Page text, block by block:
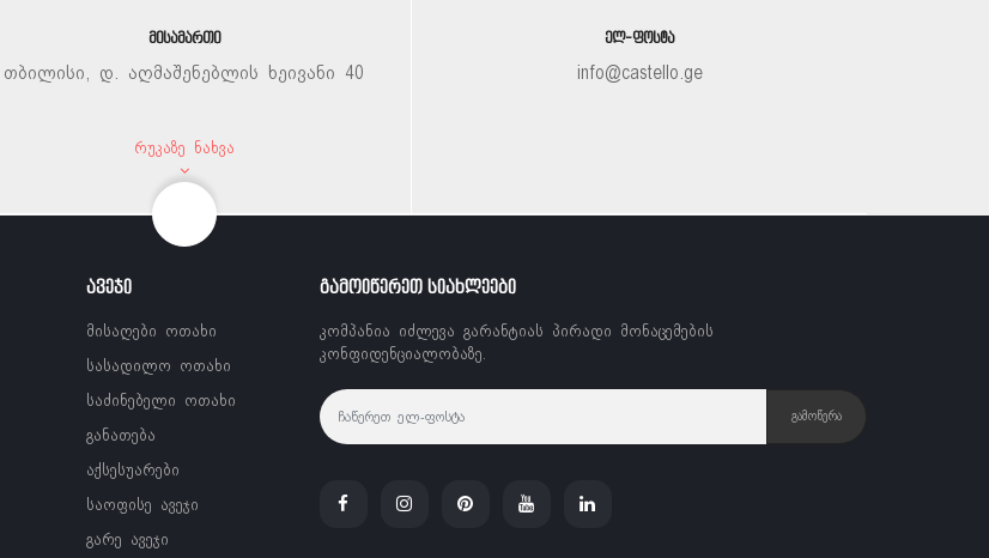
ᲛᲘᲡᲐᲛᲐᲠᲗᲘ
თბილისი, დ. აღმაშენებლის ხეივანი 40
ᲔᲚ-ᲤᲝᲡᲢᲐ
info@castello.ge
ᲠᲣᲙᲐᲖᲔ ᲜᲐᲮᲕᲐ
ᲐᲕᲔᲯᲘ
მისაღები ოთახი
სასადილო ოთახი
საძინებელი ოთახი
განათება
აქსესუარები
საოფისე ავეჯი
გარე ავეჯი
ᲒᲐᲛᲝᲘᲬᲔᲠᲔᲗ ᲡᲘᲐᲮᲚᲔᲔᲑᲘ
კომპანია იძლევა გარანტიას პირადი მონაცემების
კონფიდენციალობაზე.
ᲒᲐᲛᲝᲬᲔᲠᲐ